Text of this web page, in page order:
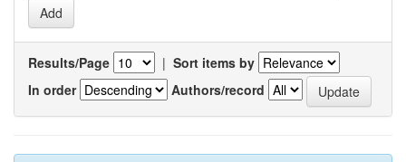
Results/Page | Sort items by
In order
Authors/record